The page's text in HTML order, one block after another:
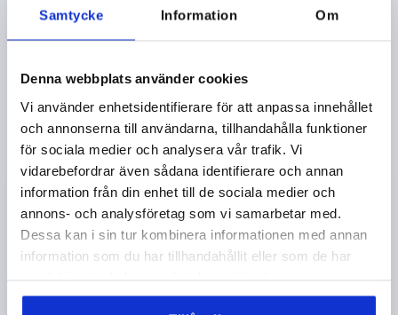
Samtycke Information Om
Denna webbplats använder cookies
Vi använder enhetsidentifierare för att anpassa innehållet
och annonserna till användarna, tillhandahålla funktioner
för sociala medier och analysera vår trafik. Vi
vidarebefordrar även sådana identifierare och annan
information från din enhet till de sociala medier och
annons- och analysföretag som vi samarbetar med.
Dessa kan i sin tur kombinera informationen med annan
information som du har tillhandahållit eller som de har
2-EKRAD RATT D1=160, FORM:A PASSHÅL M
TVÄRHÅL, D2=16, ALUMINIUM SVART PULVERBELAGD,
FÄRG GRUNDKROPP=SVART
YTTERDIAMETER=160
FÄSTHÅL=16
FORM=A
FORM-TYP=PASSHÅL MED TVÄRHÅL
D3=36
L1=20
HÖJD=40
H=19,4 H2=8 D7=M6